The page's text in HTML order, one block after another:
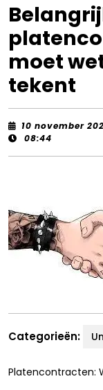
moet
tekent
10 november
08:44
Categorieën:
Platencontracten: